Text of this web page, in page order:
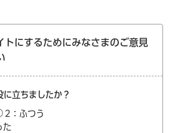
トにするためにみなさまのご意見
に立ちましたか？
2：ふつう
た